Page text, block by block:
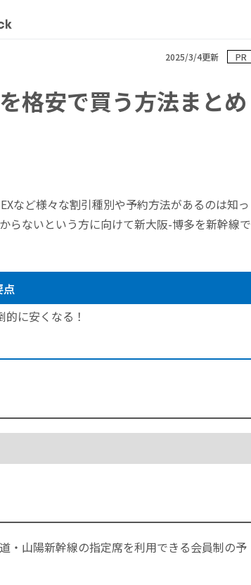
2025/3/4更新 PR
格安で買う方法まとめ
など様々な割引種別や予約方法があるのは知っ
らないという方に向けて新大阪-博多を新幹線で
点
に安くなる！
・山陽新幹線の指定席を利用できる会員制の予